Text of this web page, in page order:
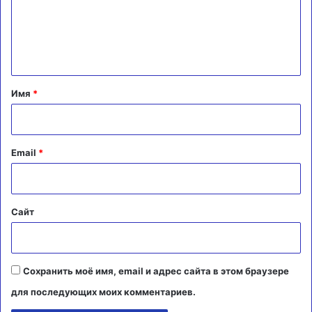
а
й
Имя *
Email *
Сайт
Сохранить моё имя, email и адрес сайта в этом браузере
для последующих моих комментариев.